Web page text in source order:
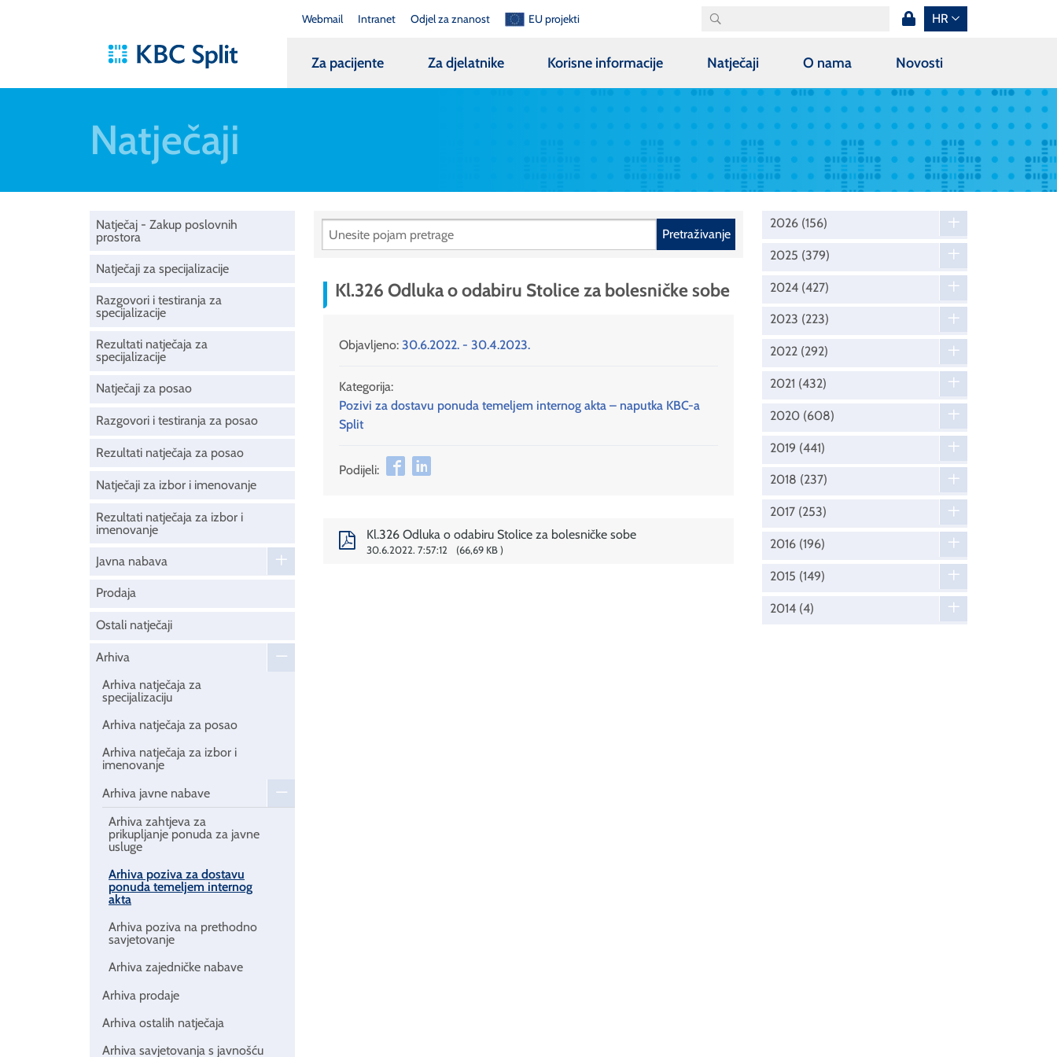
Webmail Intranet Odjel za znanost EU projekti HR
Za pacijente Za djelatnike Korisne informacije Natječaji O nama Novosti
Natječaji
Natječaj - Zakup poslovnih
prostora
Natječaji za specijalizacije
Razgovori i testiranja za
specijalizacije
Rezultati natječaja za
specijalizacije
Natječaji za posao
Razgovori i testiranja za posao
Rezultati natječaja za posao
Natječaji za izbor i imenovanje
Rezultati natječaja za izbor i
imenovanje
Javna nabava
Prodaja
Ostali natječaji
Arhiva
Arhiva natječaja za
specijalizaciju
Arhiva natječaja za posao
Arhiva natječaja za izbor i
imenovanje
Arhiva javne nabave
Arhiva zahtjeva za
prikupljanje ponuda za javne
usluge
Arhiva poziva za dostavu
ponuda temeljem internog
akta
Arhiva poziva na prethodno
savjetovanje
Arhiva zajedničke nabave
Arhiva prodaje
Arhiva ostalih natječaja
Arhiva savjetovanja s javnošću
Pretraživanje
Kl.326 Odluka o odabiru Stolice za bolesničke sobe
Objavljeno: 30.6.2022. - 30.4.2023.
Kategorija:
Pozivi za dostavu ponuda temeljem internog akta – naputka KBC-a
Split
Podijeli:
Kl.326 Odluka o odabiru Stolice za bolesničke sobe
30.6.2022. 7:57:12 66,69 KB
2026 (156)
2025 (379)
2024 (427)
2023 (223)
2022 (292)
2021 (432)
2020 (608)
2019 (441)
2018 (237)
2017 (253)
2016 (196)
2015 (149)
2014 (4)